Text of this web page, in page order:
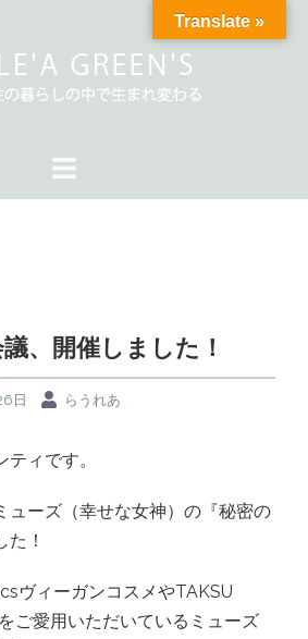
、開催しました！
日 らうれあ
ィです。
ーズ（幸せな女神）の『秘密の
！
ヴィーガンコスメやTAKSU
ご愛用いただいているミューズ
Translate »